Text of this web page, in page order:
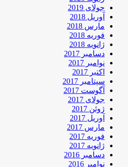
جولای 2019
آوریل 2018
مارس 2018
فوریه 2018
ژانویه 2018
دسامبر 2017
نوامبر 2017
اکتبر 2017
سپتامبر 2017
آگوست 2017
جولای 2017
ژوئن 2017
آوریل 2017
مارس 2017
فوریه 2017
ژانویه 2017
دسامبر 2016
نوامبر 2016